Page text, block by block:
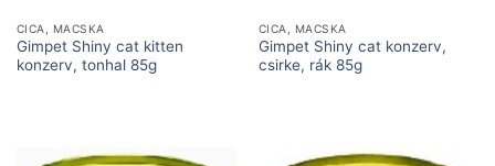
CICA, MACSKA
Gimpet Shiny cat kitten
konzerv, tonhal 85g
CICA, MACSKA
Gimpet Shiny cat konzerv,
csirke, rák 85g